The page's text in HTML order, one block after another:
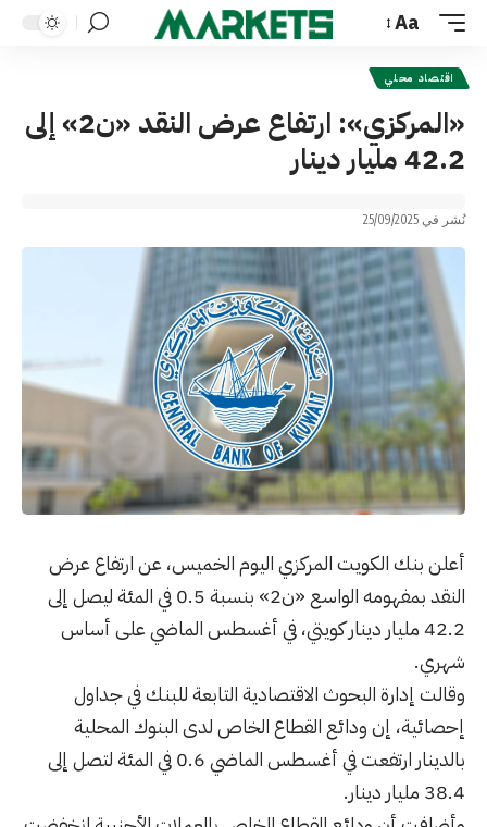
Font
Resizer
Aa
اقتصاد محلي
«المركزي»: ارتفاع عرض النقد «ن2» إلى
42.2 مليار دينار
نُشر في 25/09/2025
أعلن بنك الكويت المركزي اليوم الخميس، عن ارتفاع عرض
النقد بمفهومه الواسع «ن2» بنسبة 0.5 في المئة ليصل إلى
42.2 مليار دينار كويتي، في أغسطس الماضي على أساس
شهري.
وقالت إدارة البحوث الاقتصادية التابعة للبنك في جداول
إحصائية، إن ودائع القطاع الخاص لدى البنوك المحلية
بالدينار ارتفعت في أغسطس الماضي 0.6 في المئة لتصل إلى
38.4 مليار دينار.